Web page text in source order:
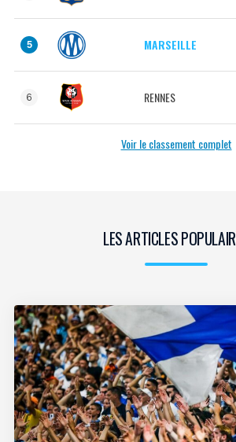
5 MARSEILLE
6 RENNES
Voir le classement complet
LES ARTICLES